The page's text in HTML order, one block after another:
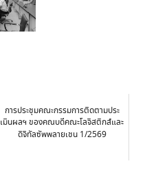
การประชุมคณะกรรมการติดตามประ
เมินผลฯ ของคณบดีคณะโลจิสติกส์และ
ดิจิทัลซัพพลายเชน 1/2569